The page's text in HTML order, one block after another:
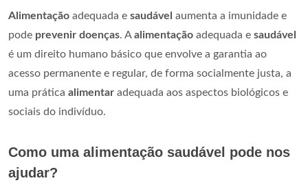
Alimentação adequada e saudável aumenta a imunidade e
pode prevenir doenças. Aalimentação adequada e saudável
é um direito humano básico que envolve a garantia ao
acesso permanente e regular, de forma socialmente justa, a
uma prática alimentar adequada aos aspectos biológicos e
sociais do indivíduo.
Como uma alimentação saudável pode nos
ajudar?